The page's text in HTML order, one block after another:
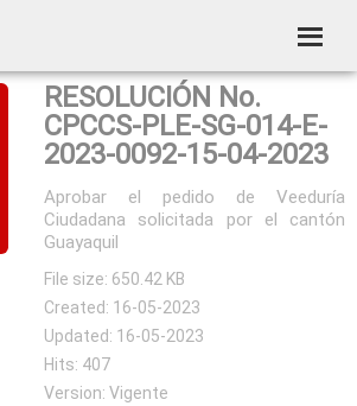
RESOLUCIÓN No.
CPCCS-PLE-SG-014-E-
2023-0092-15-04-2023
Aprobar el pedido de Veeduría
Ciudadana solicitada por el cantón
Guayaquil
File size: 650.42 KB
Created: 16-05-2023
Updated: 16-05-2023
Hits: 407
Version: Vigente